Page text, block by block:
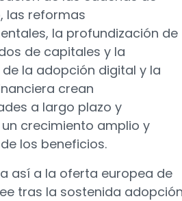
las reformas
la profundización de
de capitales y la
la adopción digital y la
crean
a largo plazo y
crecimiento amplio y
los beneficios.
así a la oferta europea de
tras la sostenida